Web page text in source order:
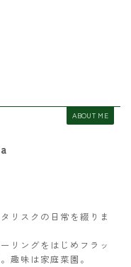
ABOUT ME
リスクの日常を綴りま
リングをはじめフラッ
趣味は家庭菜園。